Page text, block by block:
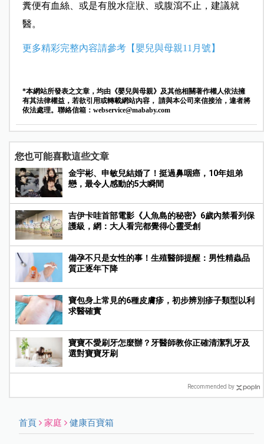
糞便有血絲、或是有脫水症狀、或腹瀉不止，建議就
醫。
更多精彩完整內容請參考【嬰兒與母親11月號】
*本網站所發表之文章，均由《嬰兒與母親》及其他相關著作權人依法擁
有其法律權益，若欲引用或轉載網站內容， 請與本公司來信接洽，違者將
依法處理。聯絡信箱： webservice@mababy.com
您也可能喜歡這些文章
金宇彬、申敏兒結婚了！挺過鼻咽癌，10年姐弟
戀，最令人感動的5大瞬間
吉伊卡哇首部電影《人魚島的秘密》6歲內禁看列保
護級，網：大人看完都覺得心靈受創
備孕不只是女性的事！生殖醫師提醒：男性精蟲品
質正逐年下降
寶包身上常見的6種皮膚疹，初步辨別疹子類型以利
求醫確實
寶寶不愛刷牙怎麼辦？牙醫師教你正確清潔乳牙及
選對寶寶牙刷
Recommended by
首頁 家庭 健康百寶箱